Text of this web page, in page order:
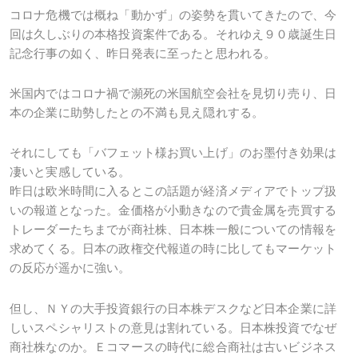
コロナ危機では概ね「動かず」の姿勢を貫いてきたので、今
回は久しぶりの本格投資案件である。それゆえ９０歳誕生日
記念行事の如く、昨日発表に至ったと思われる。
米国内ではコロナ禍で瀕死の米国航空会社を見切り売り、日
本の企業に助勢したとの不満も見え隠れする。
それにしても「バフェット様お買い上げ」のお墨付き効果は
凄いと実感している。
昨日は欧米時間に入るとこの話題が経済メディアでトップ扱
いの報道となった。金価格が小動きなので貴金属を売買する
トレーダーたちまでが商社株、日本株一般についての情報を
求めてくる。日本の政権交代報道の時に比してもマーケット
の反応が遥かに強い。
但し、ＮＹの大手投資銀行の日本株デスクなど日本企業に詳
しいスペシャリストの意見は割れている。日本株投資でなぜ
商社株なのか。Ｅコマースの時代に総合商社は古いビジネス